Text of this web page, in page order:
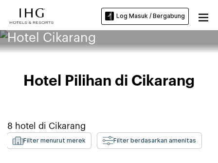
Log Masuk / Bergabung
Hotel Cikarang
Hotel Pilihan di Cikarang
8 hotel di Cikarang
Filter menurut merek Filter berdasarkan amenitas